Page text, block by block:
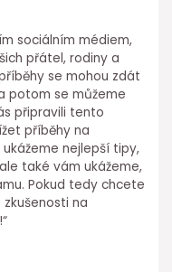
sociálním médiem,
přátel, rodiny a
se mohou zdát
potom se můžeme
připravili tento
příběhy na
nejlepší tipy,
také vám ukážeme,
Pokud tedy chcete
na